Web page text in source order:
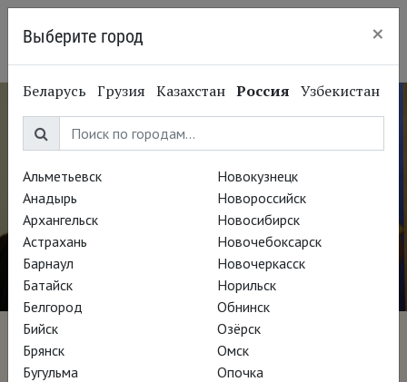
Ботеро
Выберите город ×
Беларусь Грузия Казахстан Россия Узбекистан
Альметьевск
Анадырь
Архангельск
Астрахань
Барнаул
Батайск
Белгород
Бийск
Брянск
Бугульма
Новокузнецк
Новороссийск
Новосибирск
Новочебоксарск
Новочеркасск
Норильск
Обнинск
Озёрск
Омск
Опочка